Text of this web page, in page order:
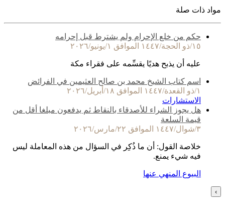
مواد ذات صلة
حكم من خلع الإحرام ولم يشترط قبل إحرامه
١٥/ذو الحجة/١٤٤٧ الموافق ١/يونيو/٢٠٢٦
عليه أن يذبح هديًا يقسِّمه على فقراء مكة
اسم كتاب الشيخ محمد بن صالح العثيمين في الفرائض
١/ذو القعدة/١٤٤٧ الموافق ١٨/أبريل/٢٠٢٦
الاستشارات
هل يجوز الشراء للأصدقاء بالنقاط ثم يدفعون مبلغا أقل من
قيمة السلعة
٣/شوال/١٤٤٧ الموافق ٢٢/مارس/٢٠٢٦
خلاصة القول: أن ما ذُكِر في السؤال من هذه المعاملة ليس
فيه شيء يمنع.
البيوع المنهي عنها
›